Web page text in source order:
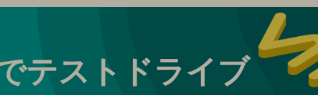
テストドライブ